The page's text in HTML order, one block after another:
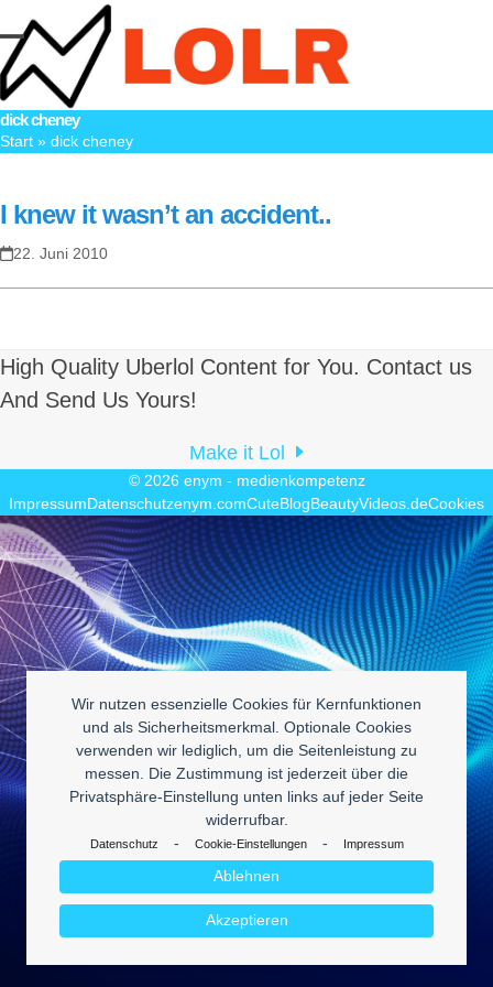
to
content
Wir nutzen essenzielle Cookies für Kernfunktionen
und als Sicherheitsmerkmal. Optionale Cookies
verwenden wir lediglich, um die Seitenleistung zu
messen. Die Zustimmung ist jederzeit über die
Privatsphäre-Einstellung unten links auf jeder Seite
widerrufbar.
Datenschutz - Cookie-Einstellungen - Impressum
Akzeptieren
Ablehnen
Open
mobile
menu
Close
mobile
menu
dick cheney
Start » dick cheney
I knew it wasn’t an accident..
22. Juni 2010
High Quality Uberlol Content for You. Contact us
And Send Us Yours!
Make it Lol
© 2026 enym - medienkompetenz
ImpressumDatenschutzenym.comCuteBlogBeautyVideos.deCookies